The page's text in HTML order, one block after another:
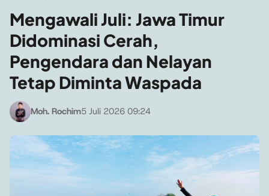
Mengawali Juli: Jawa Timur
Didominasi Cerah,
Pengendara dan Nelayan
Tetap Diminta Waspada
Moh. Rochim5 Juli 2026 09:24